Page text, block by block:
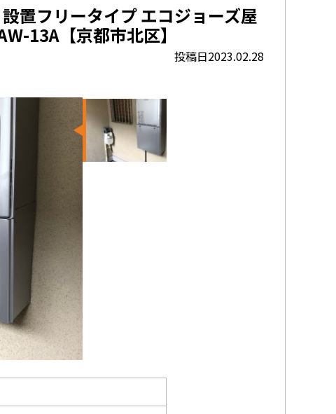
フリータイプ エコジョーズ屋
13A【京都市北区】
投稿日2023.02.28